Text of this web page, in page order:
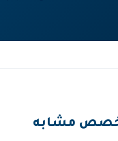
تخصص مشابه